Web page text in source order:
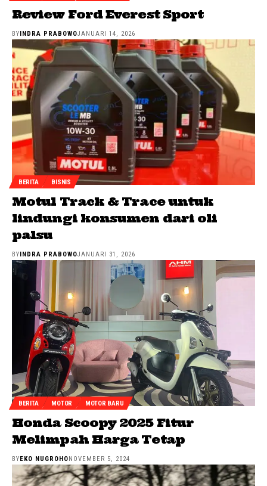
Review Ford Everest Sport
BYINDRA PRABOWOJANUARI 14, 2026
BERITA BISNIS
Motul Track & Trace untuk
lindungi konsumen dari oli
palsu
BY INDRA PRABOWOJANUARI 31, 2026
BERITA MOTOR MOTOR BARU
Honda Scoopy 2025 Fitur
Melimpah Harga Tetap
BY EKO NUGROHO NOVEMBER 5, 2024